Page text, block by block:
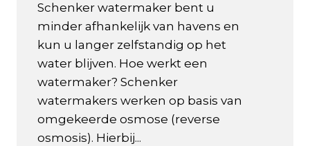
Schenker watermaker bent u
minder afhankelijk van havens en
kun u langer zelfstandig op het
water blijven. Hoe werkt een
watermaker? Schenker
watermakers werken op basis van
omgekeerde osmose (reverse
osmosis). Hierbij...